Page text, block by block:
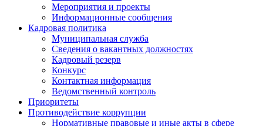
Мероприятия и проекты
Информационные сообщения
Кадровая политика
Муниципальная служба
Сведения о вакантных должностях
Кадровый резерв
Конкурс
Контактная информация
Ведомственный контроль
Приоритеты
Противодействие коррупции
Нормативные правовые и иные акты в сфере